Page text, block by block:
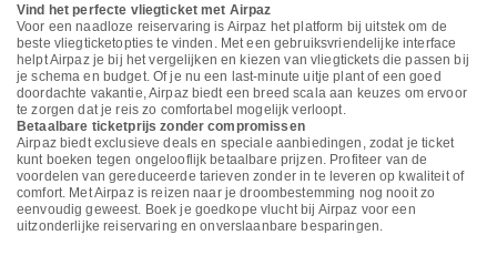
Vind het perfecte vliegticket met Airpaz
Voor een naadloze reiservaring is Airpaz het platform bij uitstek om de
beste vliegticketopties te vinden. Met een gebruiksvriendelijke interface
helpt Airpaz je bij het vergelijken en kiezen van vliegtickets die passen bij
je schema en budget. Of je nu een last-minute uitje plant of een goed
doordachte vakantie, Airpaz biedt een breed scala aan keuzes om ervoor
te zorgen dat je reis zo comfortabel mogelijk verloopt.
Betaalbare ticketprijs zonder compromissen
Airpaz biedt exclusieve deals en speciale aanbiedingen, zodat je ticket
kunt boeken tegen ongelooflijk betaalbare prijzen. Profiteer van de
voordelen van gereduceerde tarieven zonder in te leveren op kwaliteit of
comfort. Met Airpaz is reizen naar je droombestemming nog nooit zo
eenvoudig geweest. Boek je goedkope vlucht bij Airpaz voor een
uitzonderlijke reiservaring en onverslaanbare besparingen.